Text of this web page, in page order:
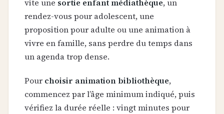
vite une sortie enfant médiathèque, un
rendez-vous pour adolescent, une
proposition pour adulte ou une animation à
vivre en famille, sans perdre du temps dans
un agenda trop dense.
Pour choisir animation bibliothèque,
commencez par l’âge minimum indiqué, puis
vérifiez la durée réelle : vingt minutes pour